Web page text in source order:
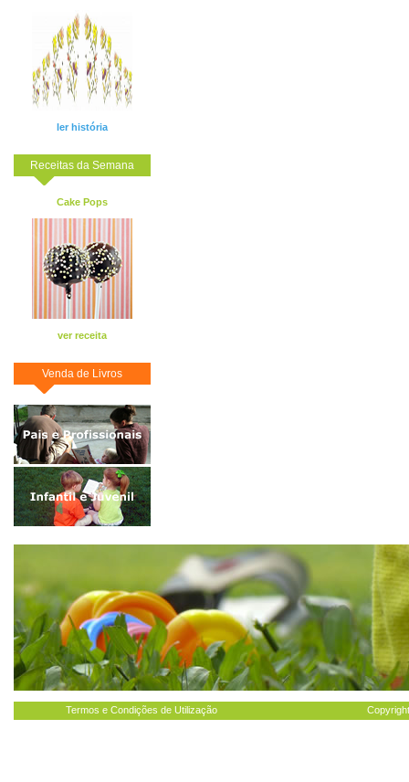
ler história
Receitas da Semana
Cake Pops
ver receita
Venda de Livros
Termos e Condições de Utilização